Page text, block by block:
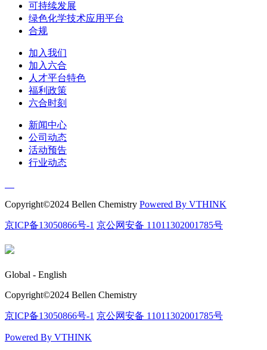
可持续发展
绿色化学技术应用平台
合规
加入我们
加入六合
人才平台特色
福利政策
六合时刻
新闻中心
公司动态
活动预告
行业动态
Copyright©️2024 Bellen Chemistry Powered By VTHINK
京ICP备13050866号-1 京公网安备 11011302001785号
Global - English
Copyright©️2024 Bellen Chemistry
京ICP备13050866号-1 京公网安备 11011302001785号
Powered By VTHINK